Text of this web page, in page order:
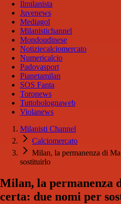
Ilmilanista
Juvenews
Mediagol
Milanistichannel
Mondoudinese
Notiziecalciomercato
Numericalcio
Padovasport
Pianetamilan
SOS Fanta
Toronews
Tuttobolognaweb
Violanews
Milanisti Channel
Calciomercato
Milan, la permanenza di
sostituirlo
Milan, la permanenza
certa: due nomi per